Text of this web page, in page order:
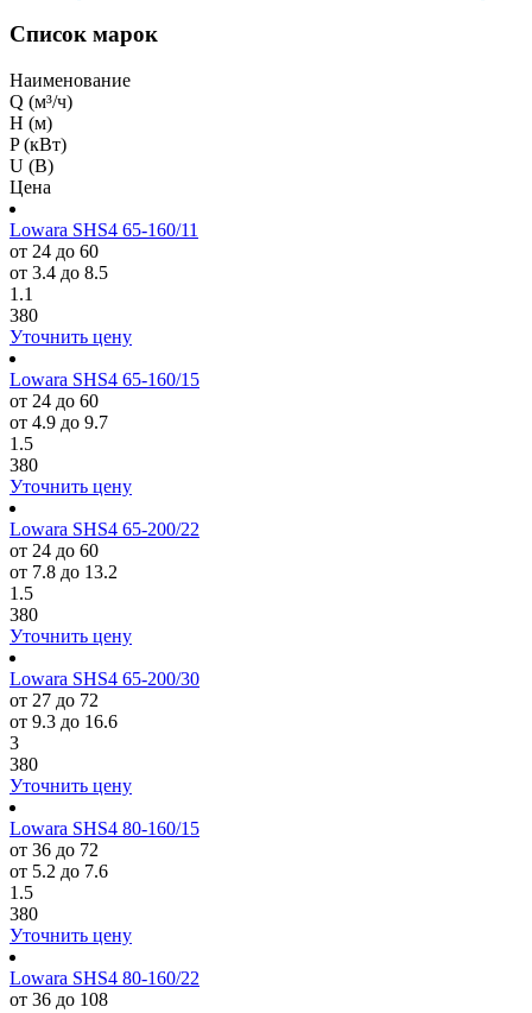
Список марок
Наименование
Q (м³/ч)
H (м)
P (кВт)
U (В)
Цена
Lowara SHS4 65-160/11
от 24 до 60
от 3.4 до 8.5
1.1
380
Уточнить цену
Lowara SHS4 65-160/15
от 24 до 60
от 4.9 до 9.7
1.5
380
Уточнить цену
Lowara SHS4 65-200/22
от 24 до 60
от 7.8 до 13.2
1.5
380
Уточнить цену
Lowara SHS4 65-200/30
от 27 до 72
от 9.3 до 16.6
3
380
Уточнить цену
Lowara SHS4 80-160/15
от 36 до 72
от 5.2 до 7.6
1.5
380
Уточнить цену
Lowara SHS4 80-160/22
от 36 до 108